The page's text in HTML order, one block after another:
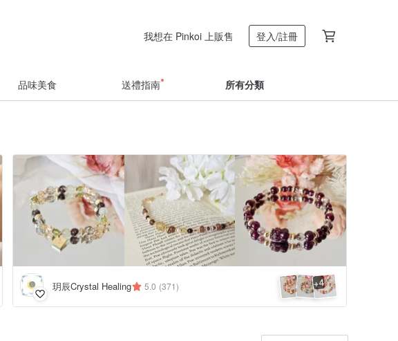
我想在 Pinkoi 上販售 登入/註冊
品味美食 送禮指南 所有分類
玥辰Crystal Healing 5.0 (371) +4